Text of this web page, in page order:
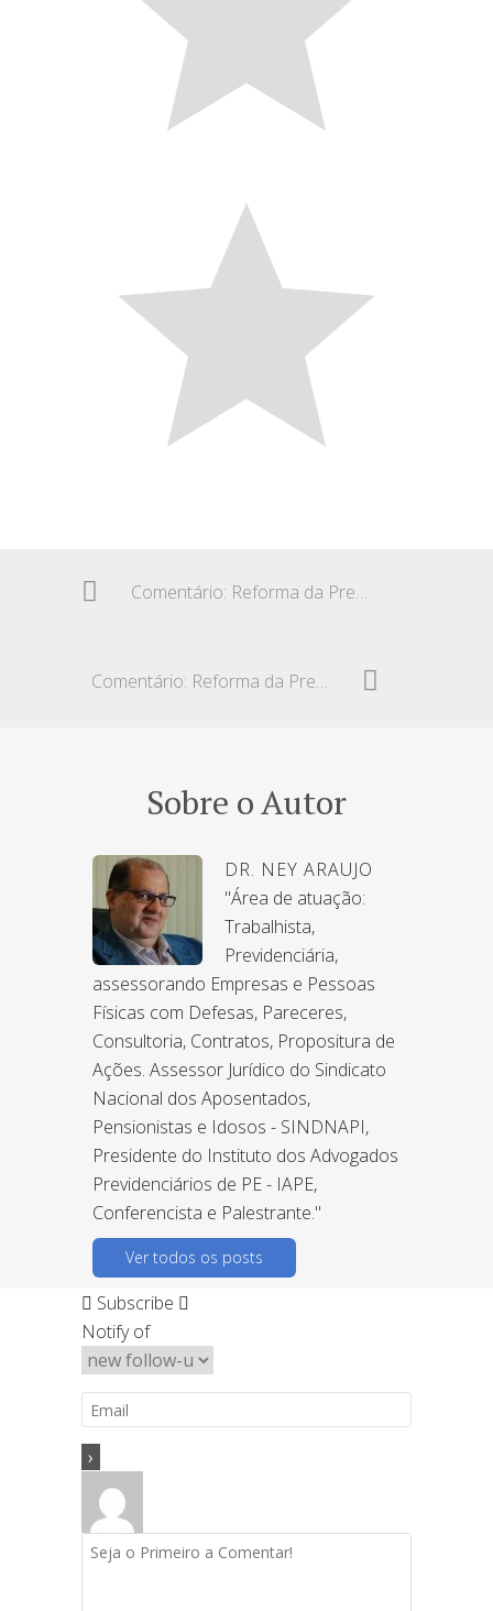
Comentário: Reforma da Previdência e os prejuízos para as mulheres
Comentário: Reforma da Previdência e a pesquisa Datafolha
Sobre o Autor
DR. NEY ARAUJO
"Área de atuação:
Trabalhista,
Previdenciária,
assessorando Empresas e Pessoas
Físicas com Defesas, Pareceres,
Consultoria, Contratos, Propositura de
Ações. Assessor Jurídico do Sindicato
Nacional dos Aposentados,
Pensionistas e Idosos - SINDNAPI,
Presidente do Instituto dos Advogados
Previdenciários de PE - IAPE,
Conferencista e Palestrante."
Ver todos os posts
Subscribe
Notify of